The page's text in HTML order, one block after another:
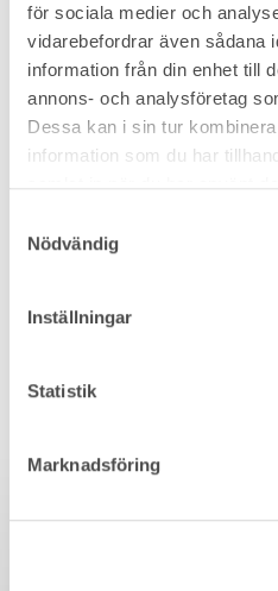
för sociala medier och
vidarebefordrar även sådana
information från din enhet till
annons- och analysföretag
Dessa kan i sin tur
information som du har
Nödvändig
Inställningar
Statistik
Marknadsföring